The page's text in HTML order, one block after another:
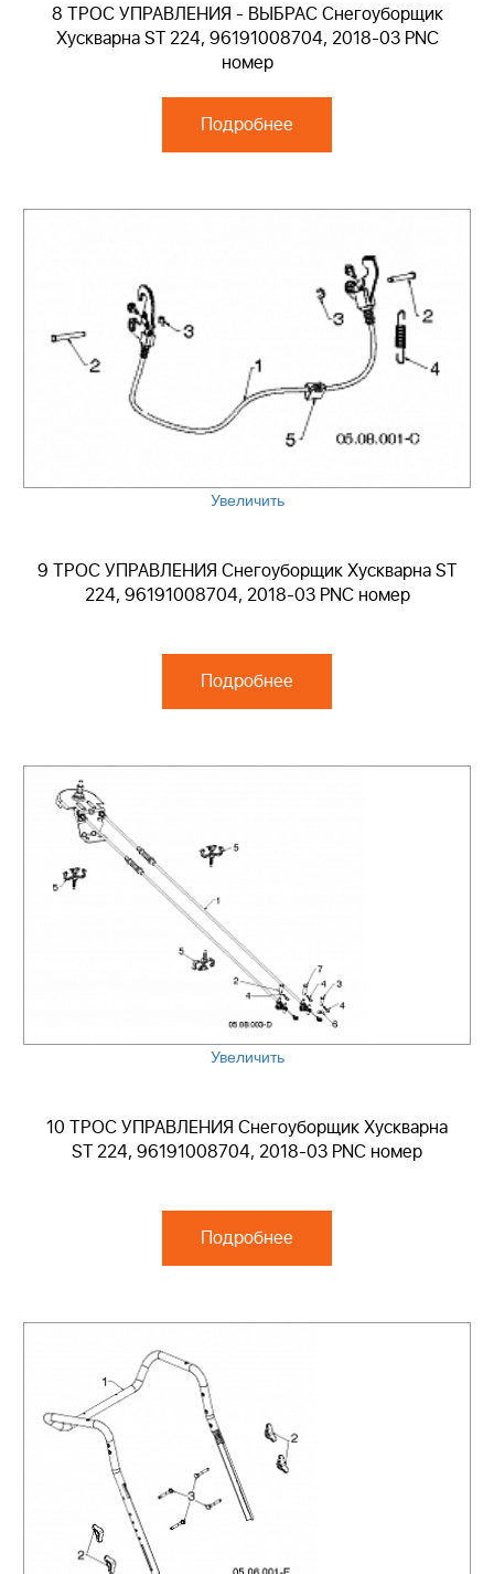
8 ТРОС УПРАВЛЕНИЯ - ВЫБРАС Снегоуборщик
Хускварна ST 224, 96191008704, 2018-03 PNC
номер
Подробнее
Увеличить
9 ТРОС УПРАВЛЕНИЯ Снегоуборщик Хускварна ST
224, 96191008704, 2018-03 PNC номер
Подробнее
Увеличить
10 ТРОС УПРАВЛЕНИЯ Снегоуборщик Хускварна
ST 224, 96191008704, 2018-03 PNC номер
Подробнее